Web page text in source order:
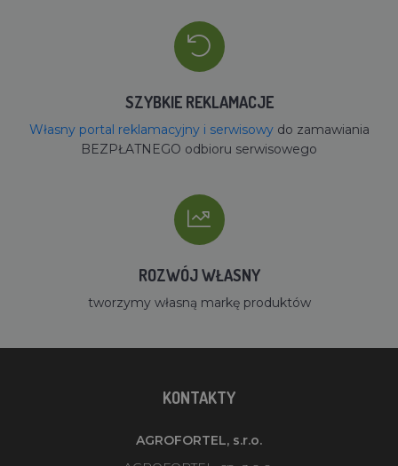
SZYBKIE REKLAMACJE
Własny portal reklamacyjny i serwisowydo zamawiania
BEZPŁATNEGO odbioru serwisowego
ROZWÓJ WŁASNY
tworzymy własną markę produktów
KONTAKTY
AGROFORTEL, s.r.o.